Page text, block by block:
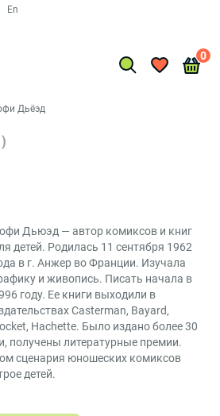
Дьёэд
Дьюэд — автор комиксов и книг
детей. Родилась 11 сентября 1962
в г. Анжер во Франции. Изучала
и живопись. Писать начала в
году. Ее книги выходили в
Casterman, Bayard,
Hachette. Было издано более 30
получены литературные премии.
сценария юношеских комиксов
детей.
En
0